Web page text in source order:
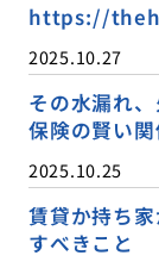
https://
2025.10.27
その水漏れ
保険の賢い
2025.10.25
賃貸か持ち
すべきこと